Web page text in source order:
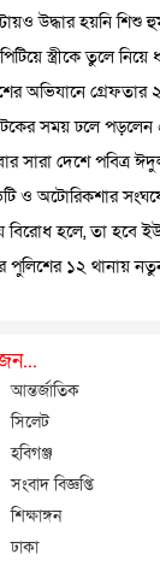
উদ্ধার হয়নি শিশু
স্ত্রীকে তুলে
অভিযানে গ্রেফতার
সময় ঢলে
সারা দেশে পবিত্র
ও অটোরিকশার
বিরোধ হলে, তা হবে
পুলিশের ১২ থানায়
আন্তর্জাতিক
সিলেট
হবিগঞ্জ
সংবাদ বিজ্ঞপ্তি
শিক্ষাঙ্গন
ঢাকা